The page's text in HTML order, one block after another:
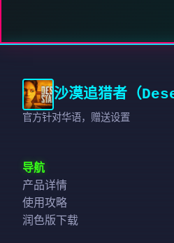
沙漠追猎者（
官方针对华语，赠送设置
导航
产品详情
使用攻略
润色版下载